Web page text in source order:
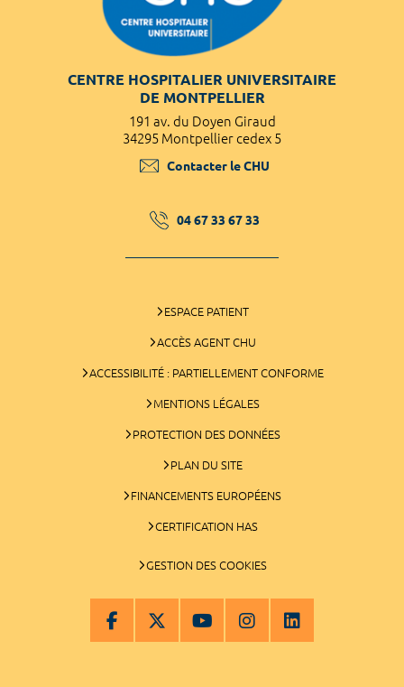
CENTRE HOSPITALIER UNIVERSITAIRE
DE MONTPELLIER
191 av. du Doyen Giraud
34295 Montpellier cedex 5
Contacter le CHU
04 67 33 67 33
ESPACE PATIENT
ACCÈS AGENT CHU
ACCESSIBILITÉ : PARTIELLEMENT CONFORME
MENTIONS LÉGALES
PROTECTION DES DONNÉES
PLAN DU SITE
FINANCEMENTS EUROPÉENS
CERTIFICATION HAS
GESTION DES COOKIES